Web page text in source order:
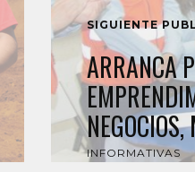
SIGUIENTE
ARRANCA
NEGOCIOS,
INFORMATIVAS